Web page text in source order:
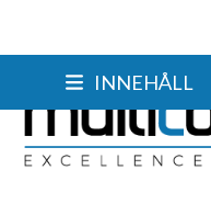
INNEHÅLL